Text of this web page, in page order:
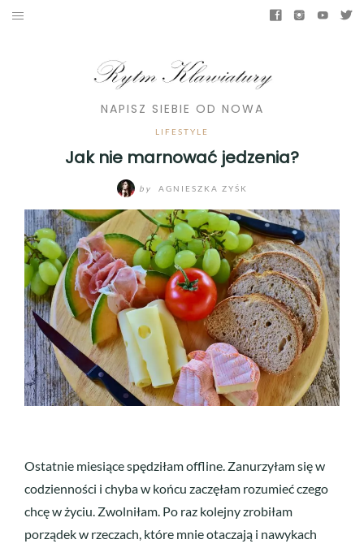
NAPISZ SIEBIE OD NOWA
LIFESTYLE
Jak nie marnować jedzenia?
by AGNIESZKA ZYŚK
Ostatnie miesiące spędziłam offline. Zanurzyłam się w
codzienności i chyba w końcu zaczęłam rozumieć czego
chcę w życiu. Zwolniłam. Po raz kolejny zrobiłam
porządek w rzeczach, które mnie otaczają i nawykach